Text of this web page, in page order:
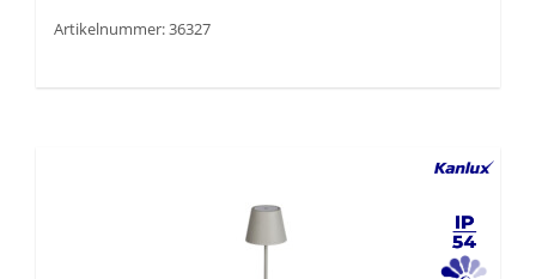
Artikelnummer: 36327